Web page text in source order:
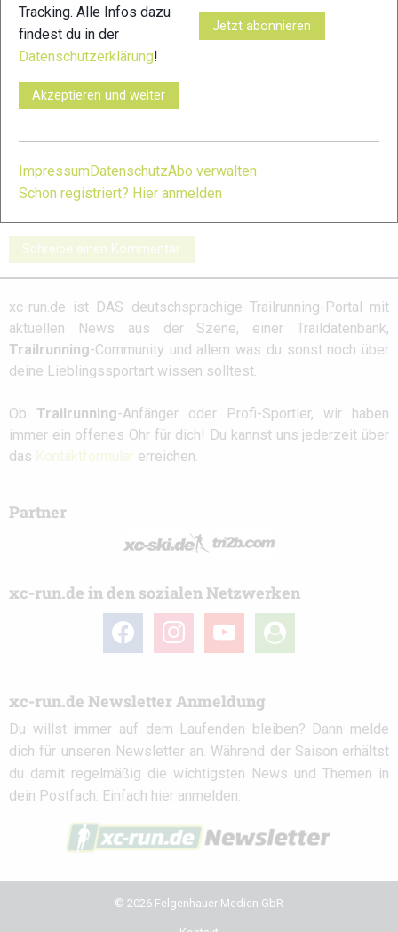
VERWANDTE ARTIKEL
Praxistest: Galerie
Shorts
Galerie
Zurück
Schreibe einen Kommentar
xc-run.de ist DAS deutschsprachige Trailrunning-Portal mit
aktuellen News aus der Szene, einer Traildatenbank,
Trailrunning-Community und allem was du sonst noch über
deine Lieblingssportart wissen solltest.
Ob Trailrunning-Anfänger oder Profi-Sportler, wir haben
immer ein offenes Ohr für dich! Du kannst uns jederzeit über
das Kontaktformular erreichen.
Partner
xc-run.de in den sozialen Netzwerken
facebook instagramyoutube
user-
circle
xc-run.de Newsletter Anmeldung
Du willst immer auf dem Laufenden bleiben? Dann melde
dich für unseren Newsletter an. Während der Saison erhältst
du damit regelmäßig die wichtigsten News und Themen in
dein Postfach. Einfach hier anmelden:
© 2026 Felgenhauer Medien GbR
Tracking. Alle Infos dazu
findest du in der
Datenschutzerklärung!
Akzeptieren und weiter
Jetzt abonnieren
ImpressumDatenschutzAbo verwalten
Schon registriert? Hier anmelden